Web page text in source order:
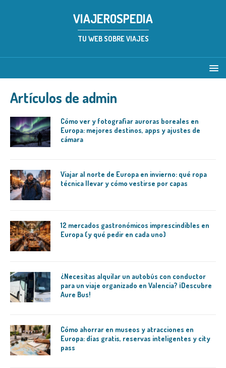
VIAJEROSPEDIA
TU WEB SOBRE VIAJES
Artículos de admin
Cómo ver y fotografiar auroras boreales en
Europa: mejores destinos, apps y ajustes de
cámara
Viajar al norte de Europa en invierno: qué ropa
técnica llevar y cómo vestirse por capas
12 mercados gastronómicos imprescindibles en
Europa (y qué pedir en cada uno)
¿Necesitas alquilar un autobús con conductor
para un viaje organizado en Valencia? ¡Descubre
Aure Bus!
Cómo ahorrar en museos y atracciones en
Europa: días gratis, reservas inteligentes y city
pass